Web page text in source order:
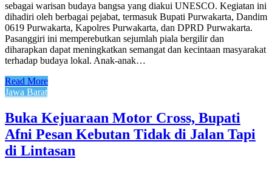
sebagai warisan budaya bangsa yang diakui UNESCO. Kegiatan ini
dihadiri oleh berbagai pejabat, termasuk Bupati Purwakarta, Dandim
0619 Purwakarta, Kapolres Purwakarta, dan DPRD Purwakarta.
Pasanggiri ini memperebutkan sejumlah piala bergilir dan
diharapkan dapat meningkatkan semangat dan kecintaan masyarakat
terhadap budaya lokal. Anak-anak…
Read More
Jawa Barat
Buka Kejuaraan Motor Cross, Bupati
Afni Pesan Kebutan Tidak di Jalan Tapi
di Lintasan